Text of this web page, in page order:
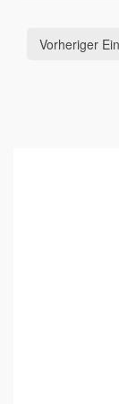
Vorheriger